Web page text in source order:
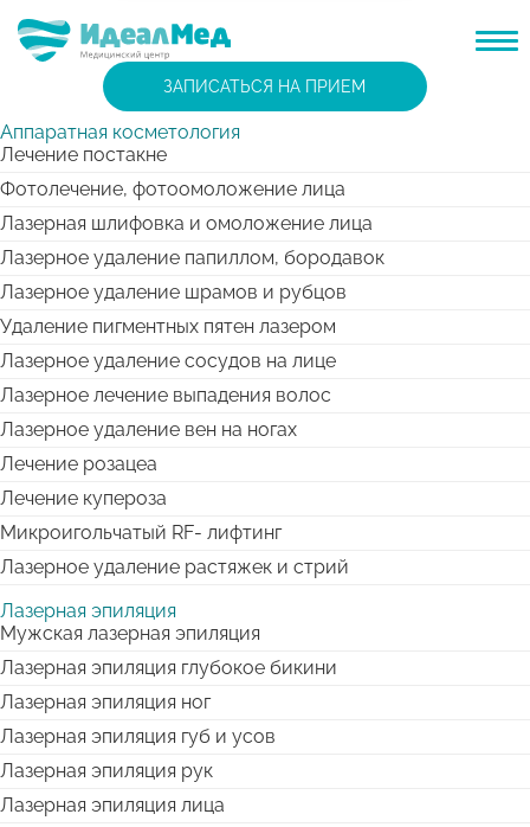
ЗАПИСАТЬСЯ НА ПРИЕМ
Аппаратная косметология
Лечение постакне
Фотолечение, фотоомоложение лица
Лазерная шлифовка и омоложение лица
Лазерное удаление папиллом, бородавок
Лазерное удаление шрамов и рубцов
Удаление пигментных пятен лазером
Лазерное удаление сосудов на лице
Лазерное лечение выпадения волос
Лазерное удаление вен на ногах
Лечение розацеа
Лечение купероза
Микроигольчатый RF- лифтинг
Лазерное удаление растяжек и стрий
Лазерная эпиляция
Мужская лазерная эпиляция
Лазерная эпиляция глубокое бикини
Лазерная эпиляция ног
Лазерная эпиляция губ и усов
Лазерная эпиляция рук
Лазерная эпиляция лица